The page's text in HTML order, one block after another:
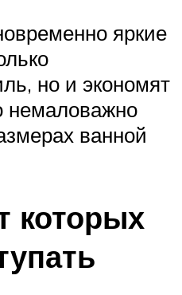
яркие
но и экономят
немаловажно
ванной
которых